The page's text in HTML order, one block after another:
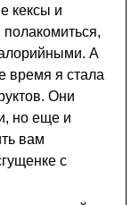
кексы и
А
время я стала
Они
но еще и
вам
с